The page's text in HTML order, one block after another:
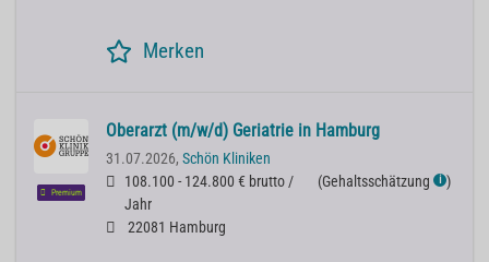
Merken
Premium
Oberarzt (m/w/d) Geriatrie in Hamburg
31.07.2026, Schön Kliniken
108.100 - 124.800 € brutto /
Jahr
(Gehaltsschätzung ℹ )
22081 Hamburg